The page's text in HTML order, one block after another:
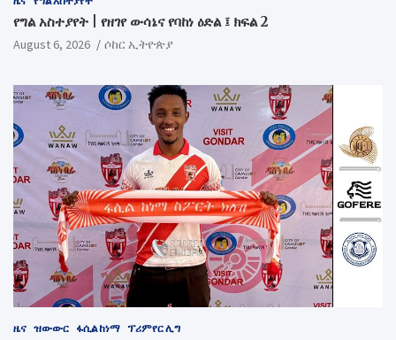
የግል አስተያየት | የዘገየ ውሳኔና የባከነ ዕድል ፤ ክፍል 2
August 6, 2026 ሶከር ኢትዮጵያ
ዜና ዝውውር ፋሲል ከነማ ፕሪምየር ሊግ